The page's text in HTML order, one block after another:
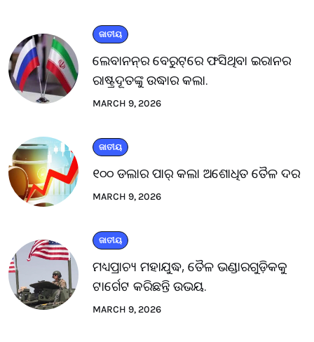
ଜାତୀୟ
ଲେବାନନ୍‌ର ବେରୁଟ୍‌ରେ ଫସିଥିବା ଇରାନର
ରାଷ୍ଟ୍ରଦୂତଙ୍କୁ ଉଦ୍ଧାର କଲା.
MARCH 9, 2026
ଜାତୀୟ
୧୦୦ ଡଲାର ପାର୍ କଲା ଅଶୋଧିତ ତୈଳ ଦର
MARCH 9, 2026
ଜାତୀୟ
ମଧ୍ୟପ୍ରାଚ୍ୟ ମହାଯୁଦ୍ଧ, ତୈଳ ଭଣ୍ଡାରଗୁଡ଼ିକକୁ
ଟାର୍ଗେଟ କରିଛନ୍ତି ଉଭୟ.
MARCH 9, 2026